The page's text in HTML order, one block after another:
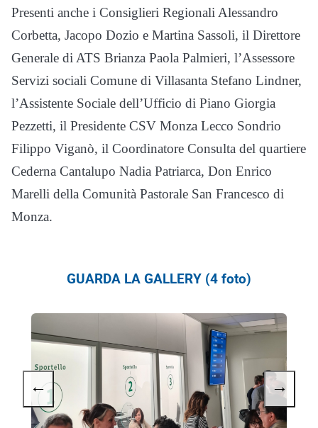
Presenti anche i Consiglieri Regionali Alessandro
Corbetta, Jacopo Dozio e Martina Sassoli, il Direttore
Generale di ATS Brianza Paola Palmieri, l’Assessore
Servizi sociali Comune di Villasanta Stefano Lindner,
l’Assistente Sociale dell’Ufficio di Piano Giorgia
Pezzetti, il Presidente CSV Monza Lecco Sondrio
Filippo Viganò, il Coordinatore Consulta del quartiere
Cederna Cantalupo Nadia Patriarca, Don Enrico
Marelli della Comunità Pastorale San Francesco di
Monza.
GUARDA LA GALLERY (4 foto)
← →